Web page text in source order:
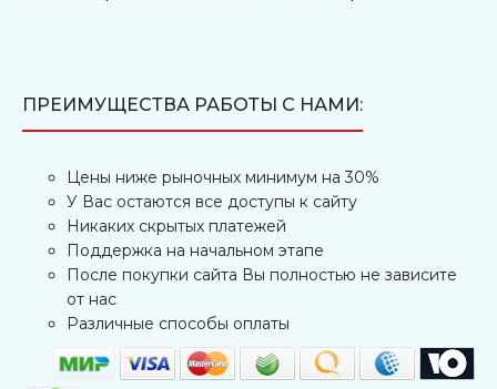
ПРЕИМУЩЕСТВА РАБОТЫ С НАМИ:
Цены ниже рыночных минимум на 30%
У Вас остаются все доступы к сайту
Никаких скрытых платежей
Поддержка на начальном этапе
После покупки сайта Вы полностью не зависите
от нас
Различные способы оплаты